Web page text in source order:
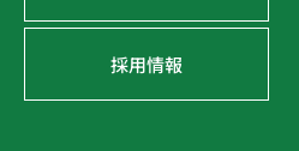
採用情報